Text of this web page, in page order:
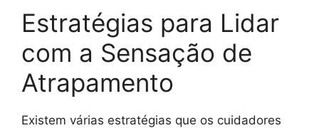
Estratégias para Lidar
com a Sensação de
Atrapamento
Existem várias estratégias que os cuidadores